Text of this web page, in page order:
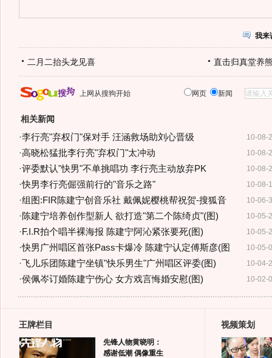
我来
二月二抬头龙见喜 直击归真堂养
上网从搜狗开始 网页 新闻
相关新闻
10-08-
·李行亮"弃权门"保对手 汪涵救场助刘心晋级
10-08-
·高晓松猛批李行亮"弃权门"太冲动
10-08-
·评委默认"快男"不单挑唱功 李行亮主动放弃PK
10-08-
·快男李行亮倔强前行的"音乐之路"
10-06-
·组图:FIR陈建宁创音乐社 戴佩妮樱桃帮祝贺-搜狐音
10-05-
·陈建宁培养创作型新人 欲打造"第二个陈绮贞"(图)
10-05-
·F.I.R拍个唱半裸海报 陈建宁阿沁紧张要死(图)
10-05-
·快男广州唱区首张Pass卡爆冷 陈建宁认定傅斯彦(图
10-04-
·飞儿乐团陈建宁坐镇"快乐男生"广州唱区评委(图)
10-02-
·侯佩岑订婚陈建宁伤心 女方戏言悔婚安慰(图)
王牌栏目
先锋人物黄晓明：
感谢低潮 偶像重生
视频策划